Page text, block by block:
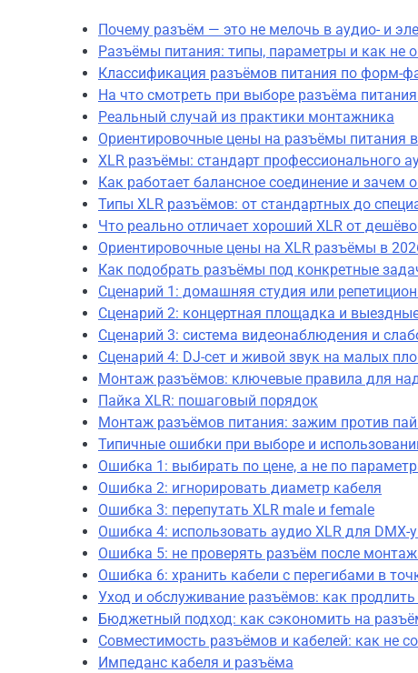
Почему разъём — это не мелочь в аудио- и
Разъёмы питания: типы, параметры и как не
Классификация разъёмов питания по форм-
На что смотреть при выборе разъёма
Реальный случай из практики монтажника
Ориентировочные цены на разъёмы питания
XLR разъёмы: стандарт профессионального
Как работает балансное соединение и зачем
Типы XLR разъёмов: от стандартных до
Что реально отличает хороший XLR от
Ориентировочные цены на XLR разъёмы в
Как подобрать разъёмы под конкретные
Сценарий 1: домашняя студия или
Сценарий 2: концертная площадка и
Сценарий 3: система видеонаблюдения и
Сценарий 4: DJ-сет и живой звук на малых
Монтаж разъёмов: ключевые правила для
Пайка XLR: пошаговый порядок
Монтаж разъёмов питания: зажим против
Типичные ошибки при выборе и
Ошибка 1: выбирать по цене, а не по
Ошибка 2: игнорировать диаметр кабеля
Ошибка 3: перепутать XLR male и female
Ошибка 4: использовать аудио XLR для DMX-
Ошибка 5: не проверять разъём после
Ошибка 6: хранить кабели с перегибами в
Уход и обслуживание разъёмов: как
Бюджетный подход: как сэкономить на
Совместимость разъёмов и кабелей: как не
Импеданс кабеля и разъёма